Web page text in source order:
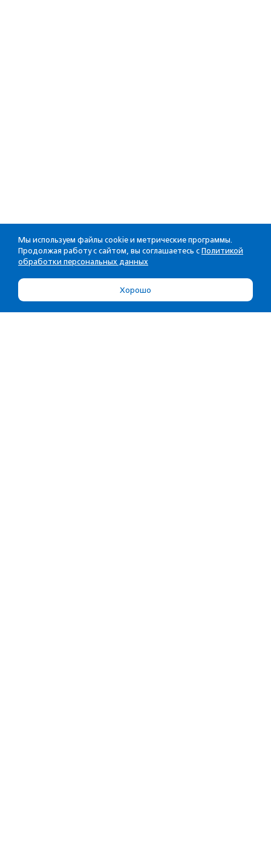
Мы используем файлы cookie и метрические программы.
Продолжая работу с сайтом, вы соглашаетесь с Политикой
обработки персональных данных
Хорошо